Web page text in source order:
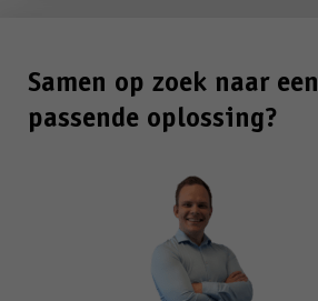
Samen op zoek naar een
passende oplossing?